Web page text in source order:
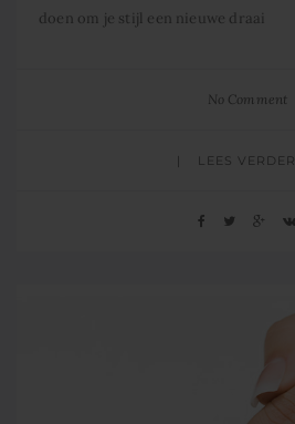
doen om je stijl een nieuwe draai
No Comment
LEES VERDER